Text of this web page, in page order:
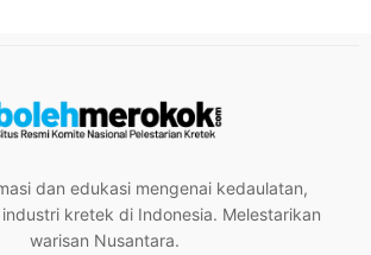
dan edukasi mengenai kedaulatan,
kretek di Indonesia. Melestarikan
warisan Nusantara.